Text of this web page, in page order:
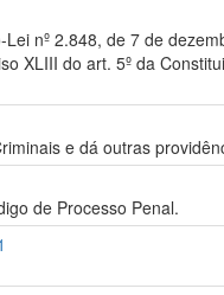
nº 2.848, de 7 de
XLIII do art. 5º da
e dá outras
de Processo Penal.